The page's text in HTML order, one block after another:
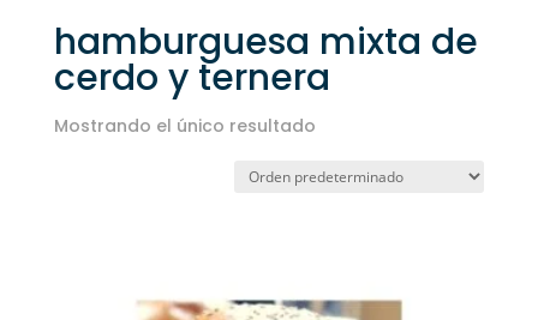
hamburguesa mixta de
cerdo y ternera
Mostrando el único resultado